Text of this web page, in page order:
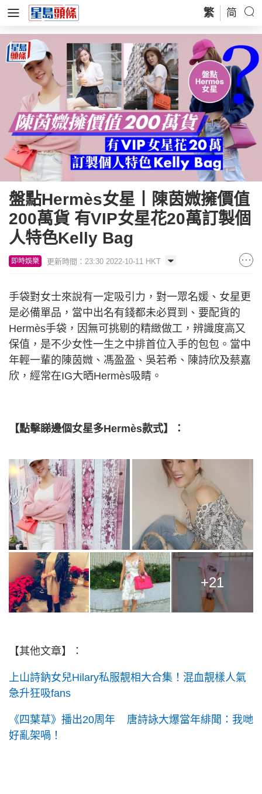
繁 简
盤點Hermès女星丨陳茵媺擁價值
200萬貨 有VIP女星花20萬訂製個
人特色Kelly Bag
即時娛樂 更新時間：23:30 2022-10-11 HKT
手袋對女士來說有一定吸引力，對一眾名媛、女星更
是必備單品，當中出名有錢都未必買到、要配貨的
Hermès手袋，因無可挑剔的精緻做工，辨識度高又
保值，是不少女性一生之中排首位入手的包包。當中
年輕一輩的陳茵媺、馮盈盈、吳若希、陳詩欣及蔡嘉
欣，經常在IG大晒Hermès吸睛。
【點擊睇邊個女星多Hermès款式】：
+21
【其他文章】：
上山詩鈉女兒Hilary私服靚相大合集！混血靚樣人氣
急升狂吸fans
《四葉草》播出20周年 唐詩詠大爆當年緋聞：我哋
好亂架喎！